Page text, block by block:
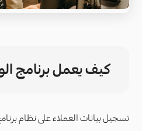
كيف يعمل برنامج
تسجيل بيانات العملاء على نظام